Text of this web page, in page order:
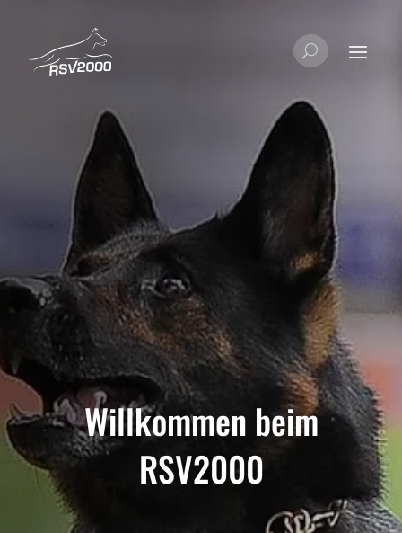
Willkommen beim
RSV2000